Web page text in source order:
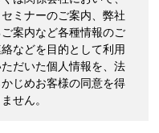
ミナーのご案内、弊社
案内など各種情報のご
などを目的として利用
だいた個人情報を、法
じめお客様の同意を得
せん。